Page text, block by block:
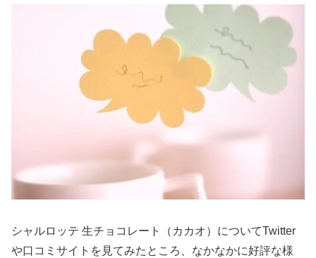
シャルロッテ 生チョコレート（カカオ）についてTwitter
や口コミサイトを見てみたところ、なかなかに好評な様